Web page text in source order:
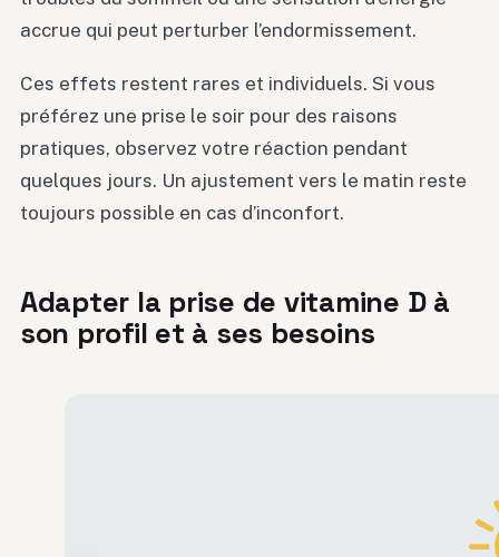
accrue qui peut perturber l’endormissement.
Ces effets restent rares et individuels. Si vous
préférez une prise le soir pour des raisons
pratiques, observez votre réaction pendant
quelques jours. Un ajustement vers le matin reste
toujours possible en cas d’inconfort.
Adapter la prise de vitamine D à
son profil et à ses besoins